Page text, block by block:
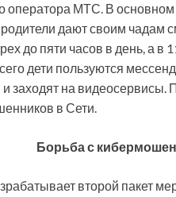
оператора МТС. В
родители дают своим
до пяти часов в день, а
дети пользуются
заходят на
в Сети.
Борьба с
второй пакет